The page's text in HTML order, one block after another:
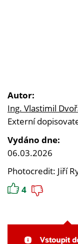
Autor:
Ing. Vlastimil
Externí
Vydáno dne:
06.03.2026
Photocredit: Jiří
4